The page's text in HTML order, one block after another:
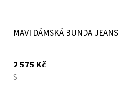
MAVI DÁMSKÁ BUNDA JEANS
2 575 Kč
S